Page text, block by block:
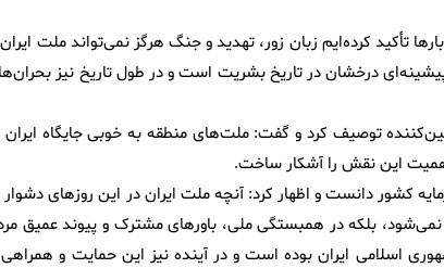
تأکید کرده‌ایم زبان زور، تهدید و جنگ هرگز نمی‌تواند ملت ایران
درخشان در تاریخ بشریت است و در طول تاریخ نیز
توصیف کرد و گفت: ملت‌های منطقه به خوبی جایگاه ایران
اهمیت این نقش را آشکار ساخت.
کشور دانست و اظهار کرد: آنچه ملت ایران در این روزهای دشوار
بلکه در همبستگی ملی، باورهای مشترک و پیوند عمیق
اسلامی ایران بوده است و در آینده نیز این حمایت و همراهی